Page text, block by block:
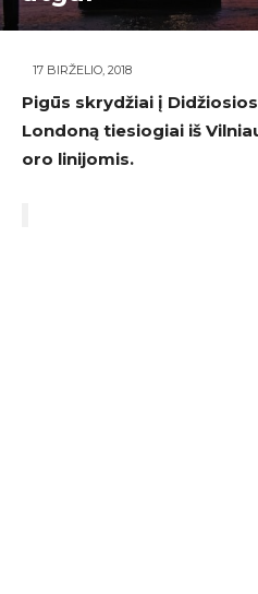
17 BIRŽELIO, 2018
Pigūs skrydžiai į
Londoną tiesiogiai iš
oro linijomis.